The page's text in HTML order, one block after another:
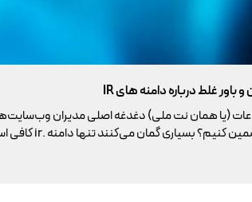
(یا همان نت ملی) دغدغه اصلی مدیران